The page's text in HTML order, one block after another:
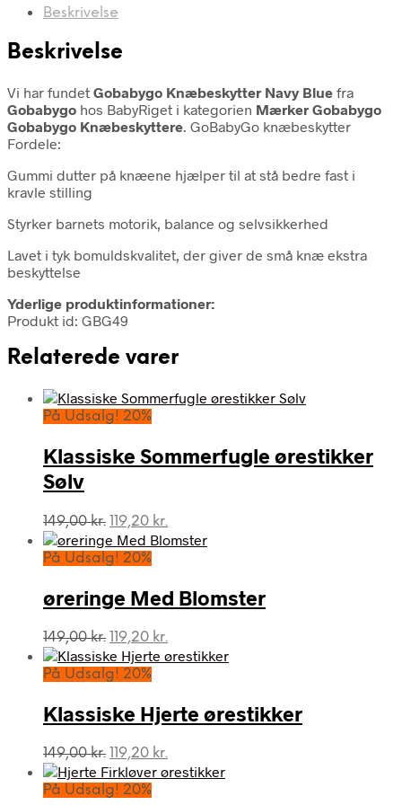
Beskrivelse
Beskrivelse
Vi har fundet Gobabygo Knæbeskytter Navy Blue fra
Gobabygo hos BabyRiget i kategorien Mærker Gobabygo
Gobabygo Knæbeskyttere. GoBabyGo knæbeskytter
Fordele:
Gummi dutter på knæene hjælper til at stå bedre fast i
kravle stilling
Styrker barnets motorik, balance og selvsikkerhed
Lavet i tyk bomuldskvalitet, der giver de små knæ ekstra
beskyttelse
Yderlige produktinformationer:
Produkt id: GBG49
Relaterede varer
På Udsalg! 20%
Klassiske Sommerfugle ørestikker
Sølv
149,00kr. Den
oprindelige
pris
149,00 kr..
119,20 kr.
aktuelle
119,20 kr..
På Udsalg! 20%
øreringe Med Blomster
149,00kr. Den
oprindelige
pris
149,00 kr..
119,20 kr.
aktuelle
119,20 kr..
På Udsalg! 20%
Klassiske Hjerte ørestikker
149,00kr. Den
oprindelige
pris
119,20 kr.
aktuelle
På Udsalg! 20%